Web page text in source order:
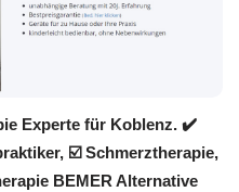
Experte für Koblenz. ✔️
☑️ Schmerztherapie,
BEMER Alternative